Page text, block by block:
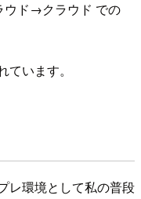
ウド→クラウド での
います。
レ環境として私の普段